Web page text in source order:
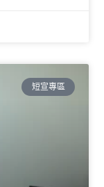
短宣專區